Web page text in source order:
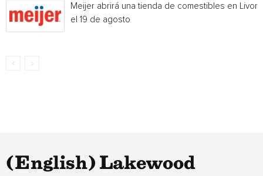
Meijer abrirá una tienda de comestibles en
el 19 de agosto
(English) Lakewood